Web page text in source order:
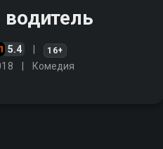
5.4 16+
Комедия